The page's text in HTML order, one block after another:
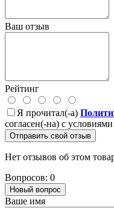
Ваш отзыв
Рейтинг
Я прочитал(-а)
согласен(-на) с условиями
Отправить свой отзыв
Нет отзывов об этом
Вопросов: 0
Новый вопрос
Ваше имя